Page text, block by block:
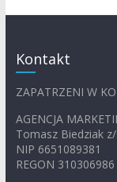
Kontakt
ZAPATRZENI W
AGENCJA
Tomasz Biedziak
NIP 6651089381
REGON 310306986